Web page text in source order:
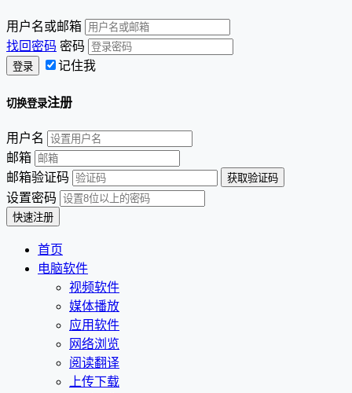
用户名或邮箱
找回密码 密码
记住我
切换登录注册
用户名
邮箱
邮箱验证码
设置密码
首页
电脑软件
视频软件
媒体播放
应用软件
网络浏览
阅读翻译
上传下载